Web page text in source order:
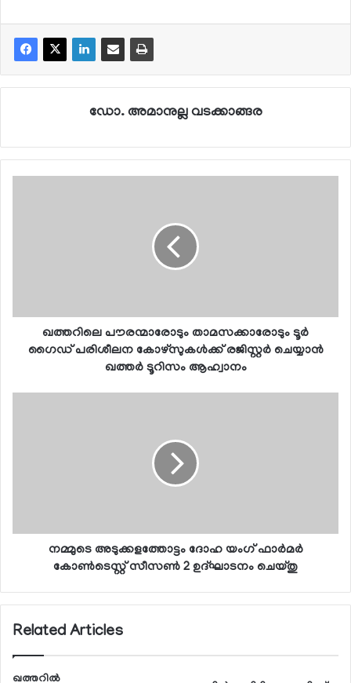
ഡോ. അമാനുല്ല വടക്കാങ്ങര
ഖത്തറിലെ പൗരന്മാരോടും താമസക്കാരോടും ടൂര്‍
ഗൈഡ് പരിശീലന കോഴ്സുകള്‍ക്ക് രജിസ്റ്റര്‍ ചെയ്യാന്‍
ഖത്തര്‍ ടൂറിസം ആഹ്വാനം
നമ്മുടെ അടുക്കളത്തോട്ടം ദോഹ യംഗ് ഫാര്‍മര്‍
കോണ്‍ടെസ്റ്റ് സീസണ്‍ 2 ഉദ്ഘാടനം ചെയ്തു
Related Articles
ഖത്തറില്‍